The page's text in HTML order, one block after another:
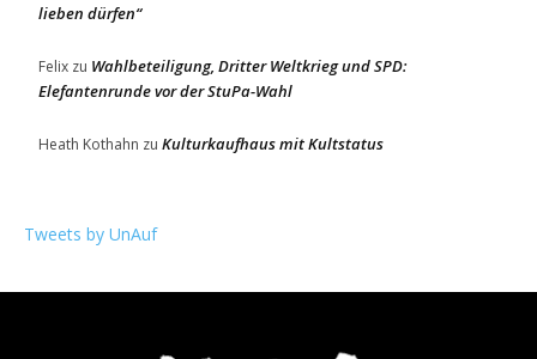
lieben dürfen“
Felix zu Wahlbeteiligung, Dritter Weltkrieg und SPD:
Elefantenrunde vor der StuPa-Wahl
Heath Kothahn zu Kulturkaufhaus mit Kultstatus
Tweets by UnAuf